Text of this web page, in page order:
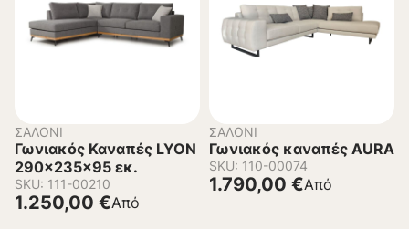
ΣΑΛΌΝΙ
Γωνιακός Καναπές LYON
290x235x95 εκ.
SKU: 111-00210
Από
1.250,00 €
ΣΑΛΌΝΙ
Γωνιακός καναπές AURA
SKU: 110-00074
Από
1.790,00 €